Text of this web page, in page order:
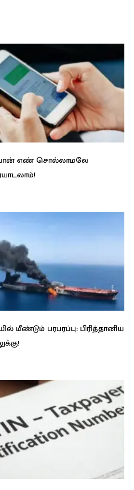
எண் சொல்லாமலே
பரபரப்பு: பிரித்தானிய